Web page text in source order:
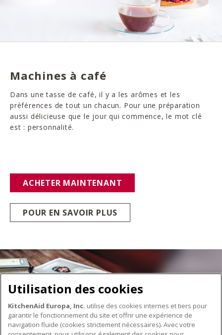
Machines à café
Dans une tasse de café, il y a les arômes et les
préférences de tout un chacun. Pour une préparation
aussi délicieuse que le jour qui commence, le mot clé
est : personnalité.
ACHETER MAINTENANT
POUR EN SAVOIR PLUS
Utilisation des cookies
KitchenAid Europa, Inc. utilise des cookies internes et tiers pour
garantir le fonctionnement du site et offrir une expérience de
navigation fluide (cookies strictement nécessaires). Avec votre